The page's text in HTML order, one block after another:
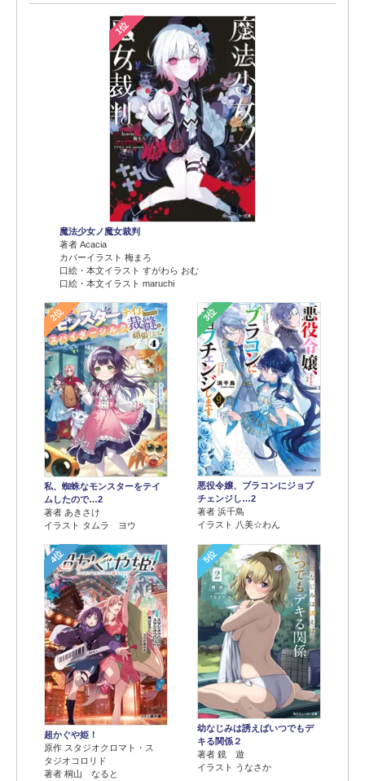
1位
魔法少女ノ魔女裁判
著者 Acacia
カバーイラスト 梅まろ
口絵・本文イラスト すがわら おむ
口絵・本文イラスト maruchi
2位
私、蜘蛛なモンスターをテイ
ムしたので…2
著者 あきさけ
イラスト タムラ ヨウ
3位
悪役令嬢、ブラコンにジョブ
チェンジし…2
著者 浜千鳥
イラスト 八美☆わん
4位
超かぐや姫！
原作 スタジオクロマト・ス
タジオコロリド
著者 桐山 なると
5位
幼なじみは誘えばいつでもデ
キる関係２
著者 鏡 遊
イラスト うなさか